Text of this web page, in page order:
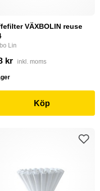
VÄXBOLIN reuse
Lin
kr inkl. moms
Köp